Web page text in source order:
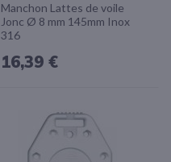
Manchon Lattes de voile
Jonc Ø 8 mm 145mm Inox
316
16,39 €